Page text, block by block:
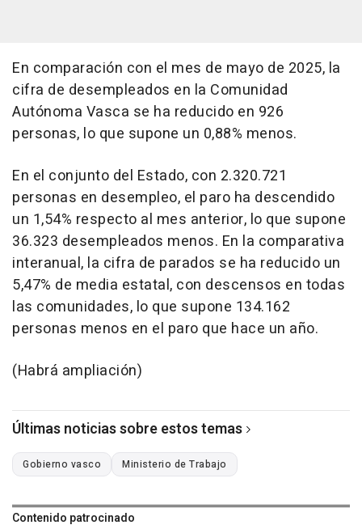
En comparación con el mes de mayo de 2025, la
cifra de desempleados en la Comunidad
Autónoma Vasca se ha reducido en 926
personas, lo que supone un 0,88% menos.
En el conjunto del Estado, con 2.320.721
personas en desempleo, el paro ha descendido
un 1,54% respecto al mes anterior, lo que supone
36.323 desempleados menos. En la comparativa
interanual, la cifra de parados se ha reducido un
5,47% de media estatal, con descensos en todas
las comunidades, lo que supone 134.162
personas menos en el paro que hace un año.
(Habrá ampliación)
Últimas noticias sobre estos temas
Gobierno vasco Ministerio de Trabajo
Contenido patrocinado